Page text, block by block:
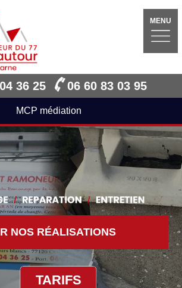
MENU
36 25 06 60 83 03 95
MCP médiation
NOS RÉALISATIONS
TARIFS